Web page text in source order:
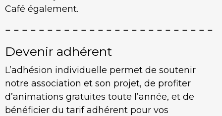
Café également.
Devenir adhérent
L’adhésion individuelle permet de soutenir
notre association et son projet, de profiter
d’animations gratuites toute l’année, et de
bénéficier du tarif adhérent pour vos